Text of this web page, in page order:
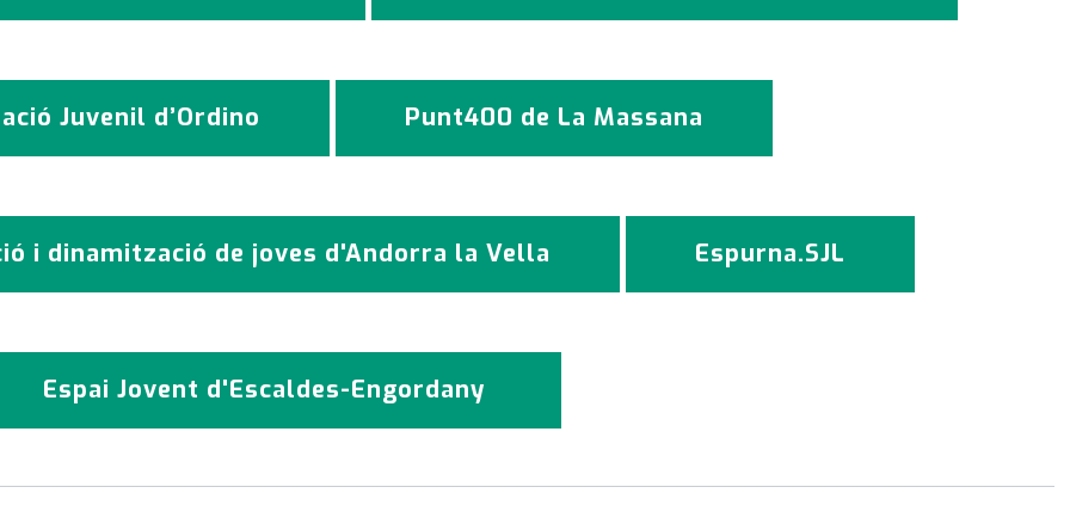
Juvenil d’Ordino Punt400 de La Massana
i dinamització de joves d'Andorra la Vella Espurna.SJL
Espai Jovent d'Escaldes-Engordany